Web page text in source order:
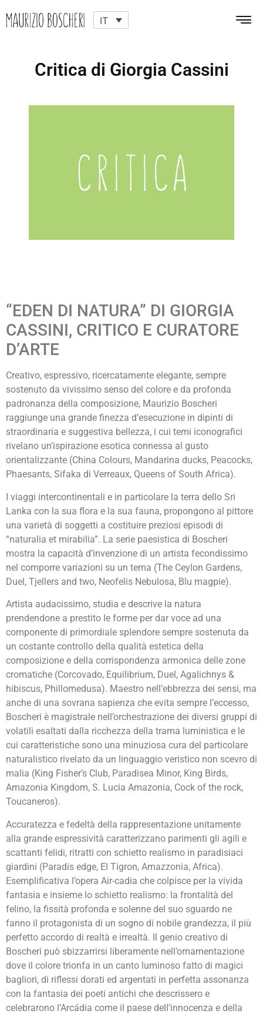
IT
Critica di Giorgia Cassini
“EDEN DI NATURA” DI GIORGIA
CASSINI, CRITICO E CURATORE
D’ARTE
Creativo, espressivo, ricercatamente elegante, sempre
sostenuto da vivissimo senso del colore e da profonda
padronanza della composizione, Maurizio Boscheri
raggiunge una grande finezza d’esecuzione in dipinti di
straordinaria e suggestiva bellezza, i cui temi iconografici
rivelano un’ispirazione esotica connessa al gusto
orientalizzante (China Colours, Mandarina ducks, Peacocks,
Phaesants, Sifaka di Verreaux, Queens of South Africa).
I viaggi intercontinentali e in particolare la terra dello Sri
Lanka con la sua flora e la sua fauna, propongono al pittore
una varietà di soggetti a costituire preziosi episodi di
“naturalia et mirabilia”. La serie paesistica di Boscheri
mostra la capacità d’invenzione di un artista fecondissimo
nel comporre variazioni su un tema (The Ceylon Gardens,
Duel, Tjellers and two, Neofelis Nebulosa, Blu magpie).
Artista audacissimo, studia e descrive la natura
prendendone a prestito le forme per dar voce ad una
componente di primordiale splendore sempre sostenuta da
un costante controllo della qualità estetica della
composizione e della corrispondenza armonica delle zone
cromatiche (Corcovado, Equilibrium, Duel, Agalichnys &
hibiscus, Phillomedusa). Maestro nell’ebbrezza dei sensi, ma
anche di una sovrana sapienza che evita sempre l’eccesso,
Boscheri è magistrale nell’orchestrazione dei diversi gruppi di
volatili esaltati dalla ricchezza della trama luministica e le
cui caratteristiche sono una minuziosa cura del particolare
naturalistico rivelato da un linguaggio veristico non scevro di
malia (King Fisher’s Club, Paradisea Minor, King Birds,
Amazonia Kingdom, S. Lucia Amazonia, Cock of the rock,
Toucaneros).
Accuratezza e fedeltà della rappresentazione unitamente
alla grande espressività caratterizzano parimenti gli agili e
scattanti felidi, ritratti con schietto realismo in paradisiaci
giardini (Paradis edge, El Tigron, Amazzonia, Africa).
Esemplificativa l’opera Air-cadia che colpisce per la vivida
fantasia e insieme lo schietto realismo: la frontalità del
felino, la fissità profonda e solenne del suo sguardo ne
fanno il protagonista di un sogno di nobile grandezza, il più
perfetto accordo di realtà e irrealtà. Il genio creativo di
Boscheri può sbizzarrirsi liberamente nell’ornamentazione
dove il colore trionfa in un canto luminoso fatto di magici
bagliori, di riflessi dorati ed argentati in perfetta assonanza
con la fantasia dei poeti antichi che descrissero e
celebrarono l’Arcádia come il paese dell’innocenza e della